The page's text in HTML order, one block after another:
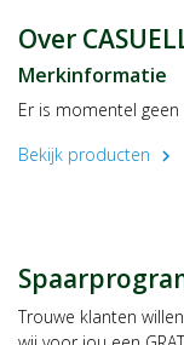
Over
Merkinformatie
Er is momentel
Bekijk producten
chevron_right
Trouwe klanten